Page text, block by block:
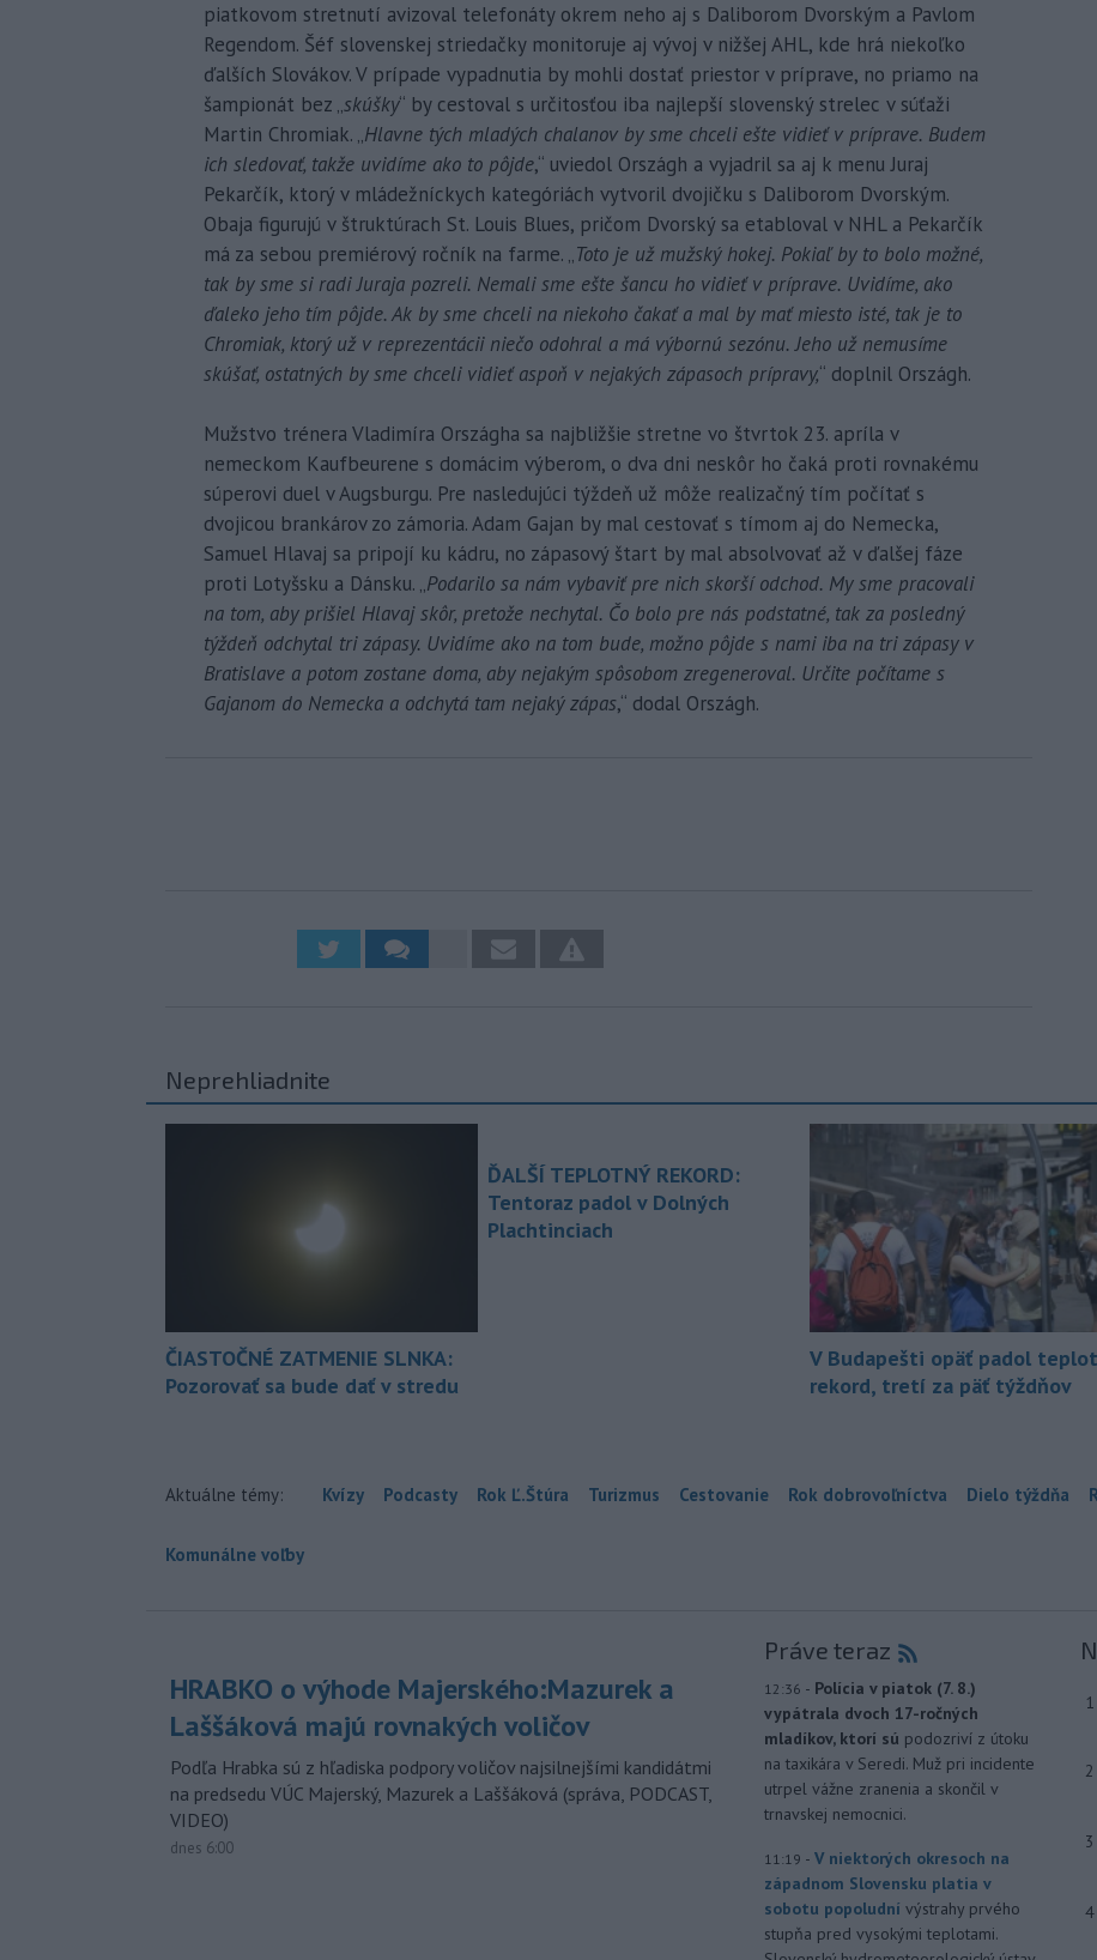
piatkovom stretnutí avizoval telefonáty okrem neho aj s Daliborom Dvorským a Pavlom
Regendom. Šéf slovenskej striedačky monitoruje aj vývoj v nižšej AHL, kde hrá niekoľko
ďalších Slovákov. V prípade vypadnutia by mohli dostať priestor v príprave, no priamo na
šampionát bez „skúšky“ by cestoval s určitosťou iba najlepší slovenský strelec v súťaži
Martin Chromiak. „Hlavne tých mladých chalanov by sme chceli ešte vidieť v príprave. Budem
ich sledovať, takže uvidíme ako to pôjde,“ uviedol Országh a vyjadril sa aj k menu Juraj
Pekarčík, ktorý v mládežníckych kategóriách vytvoril dvojičku s Daliborom Dvorským.
Obaja figurujú v štruktúrach St. Louis Blues, pričom Dvorský sa etabloval v NHL a Pekarčík
má za sebou premiérový ročník na farme. „Toto je už mužský hokej. Pokiaľ by to bolo možné,
tak by sme si radi Juraja pozreli. Nemali sme ešte šancu ho vidieť v príprave. Uvidíme, ako
ďaleko jeho tím pôjde. Ak by sme chceli na niekoho čakať a mal by mať miesto isté, tak je to
Chromiak, ktorý už v reprezentácii niečo odohral a má výbornú sezónu. Jeho už nemusíme
skúšať, ostatných by sme chceli vidieť aspoň v nejakých zápasoch prípravy,“ doplnil Országh.
Mužstvo trénera Vladimíra Országha sa najbližšie stretne vo štvrtok 23. apríla v
nemeckom Kaufbeurene s domácim výberom, o dva dni neskôr ho čaká proti rovnakému
súperovi duel v Augsburgu. Pre nasledujúci týždeň už môže realizačný tím počítať s
dvojicou brankárov zo zámoria. Adam Gajan by mal cestovať s tímom aj do Nemecka,
Samuel Hlavaj sa pripojí ku kádru, no zápasový štart by mal absolvovať až v ďalšej fáze
proti Lotyšsku a Dánsku. „Podarilo sa nám vybaviť pre nich skorší odchod. My sme pracovali
na tom, aby prišiel Hlavaj skôr, pretože nechytal. Čo bolo pre nás podstatné, tak za posledný
týždeň odchytal tri zápasy. Uvidíme ako na tom bude, možno pôjde s nami iba na tri zápasy v
Bratislave a potom zostane doma, aby nejakým spôsobom zregeneroval. Určite počítame s
Gajanom do Nemecka a odchytá tam nejaký zápas,“ dodal Országh.
Neprehliadnite
ČIASTOČNÉ ZATMENIE SLNKA:
Pozorovať sa bude dať v stredu
ĎALŠÍ TEPLOTNÝ REKORD:
Tentoraz padol v Dolných
Plachtinciach
V Budapešti opäť padol
rekord, tretí za päť týždňov
Aktuálne témy: Kvízy Podcasty Rok Ľ.Štúra Turizmus Cestovanie Rok dobrovoľníctva Dielo týždňa
Komunálne voľby
HRABKO o výhode Majerského:Mazurek a
Laššáková majú rovnakých voličov
Podľa Hrabka sú z hľadiska podpory voličov najsilnejšími kandidátmi
na predsedu VÚC Majerský, Mazurek a Laššáková (správa, PODCAST,
VIDEO)
dnes 6:00
Práve teraz
12:36 - Polícia v piatok (7. 8.)
vypátrala dvoch 17-ročných
mladíkov, ktorí sú podozriví z útoku
na taxikára v Seredi. Muž pri incidente
utrpel vážne zranenia a skončil v
trnavskej nemocnici.
11:19 - V niektorých okresoch na
západnom Slovensku platia v
sobotu popoludní výstrahy prvého
stupňa pred vysokými teplotami.
1
2
3
4